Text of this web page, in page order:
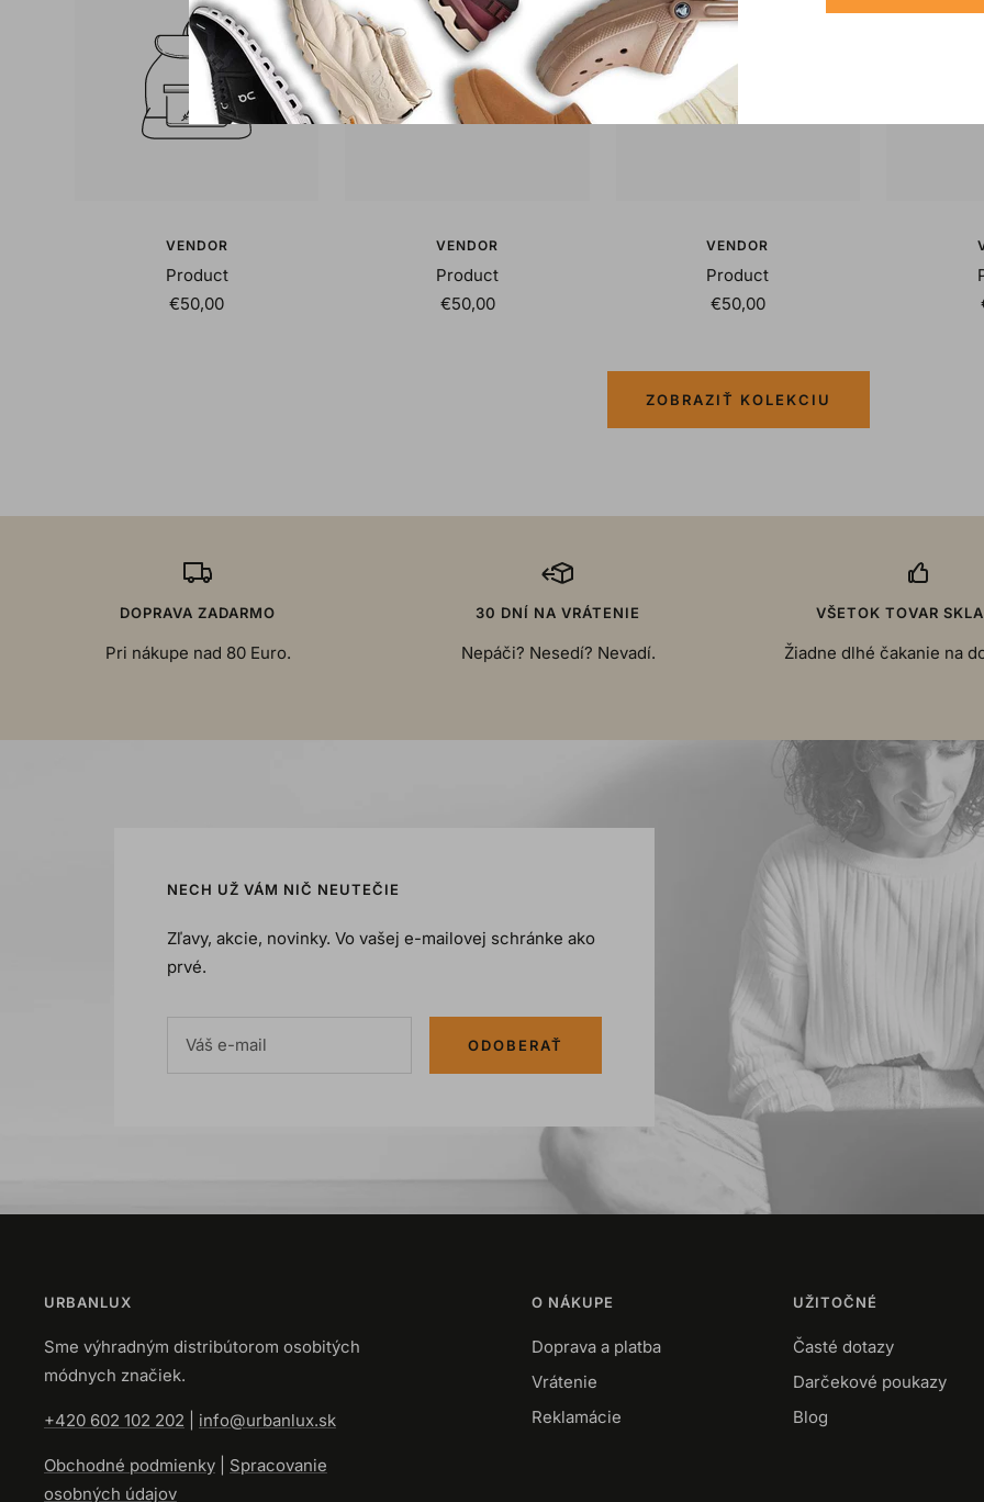
VENDOR
Product
Sale
€50,00
VENDOR
Product
Sale
€50,00
VENDOR
Product
Sale
€50,00
ZOBRAZIŤ KOLEKCIU
DOPRAVA ZADARMO
Pri nákupe nad 80 Euro.
30 DNÍ NA VRÁTENIE
Nepáči? Nesedí? Nevadí.
VŠETOK TOVAR
Žiadne dlhé čakanie na
NECH UŽ VÁM NIČ NEUTEČIE
Zľavy, akcie, novinky. Vo vašej e-mailovej schránke ako
prvé.
Váš e-mail ODOBERAŤ
URBANLUX
Sme výhradným distribútorom osobitých
módnych značiek.
+420 602 102 202 info@urbanlux.sk
Obchodné podmienky
Spracovanie
osobných údajov
O NÁKUPE
Doprava a platba
Vrátenie
Reklamácie
UŽITOČNÉ
Časté dotazy
Darčekové poukazy
Blog